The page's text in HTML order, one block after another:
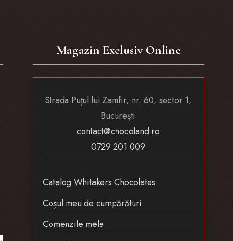
Magazin Exclusiv Online
Strada Puțul lui Zamfir, nr. 60, sector 1,
București
contact@chocoland.ro
0729 201 009
Catalog Whitakers Chocolates
Coșul meu de cumpărături
Comenzile mele